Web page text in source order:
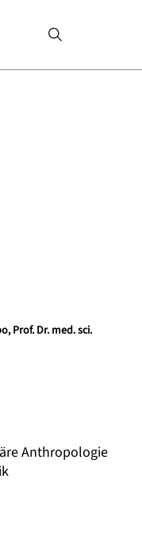
Prof. Dr. med. sci.
Anthropologie